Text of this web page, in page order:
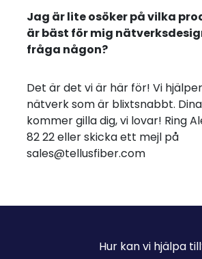
Jag är lite osöker på vilka
är bäst för mig
fråga någon?
Det är det vi är här för! Vi
nätverk som är blixtsnabbt.
kommer gilla dig, vi lovar! Ring
82 22 eller skicka ett mejl på
sales@tellusfiber.com
Hur kan vi hjälpa